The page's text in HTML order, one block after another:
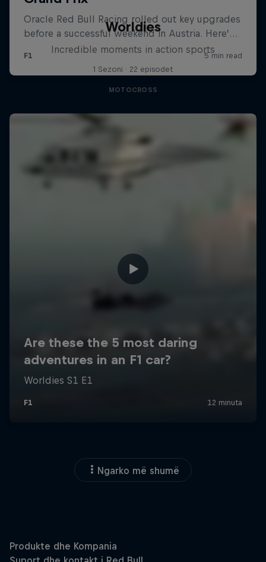
Worldies
Incredible moments in action sports
1 Sezoni · 22 episodet
MOTOCROSS
Ngarko më shumë